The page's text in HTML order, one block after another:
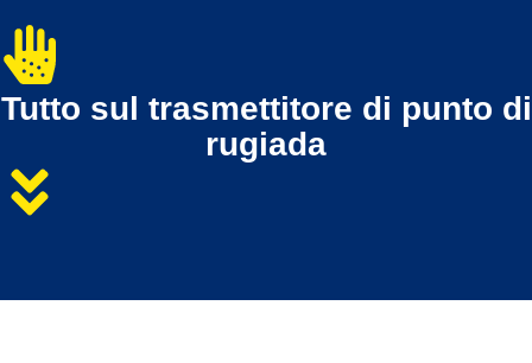
Tutto sul trasmettitore di punto di
rugiada